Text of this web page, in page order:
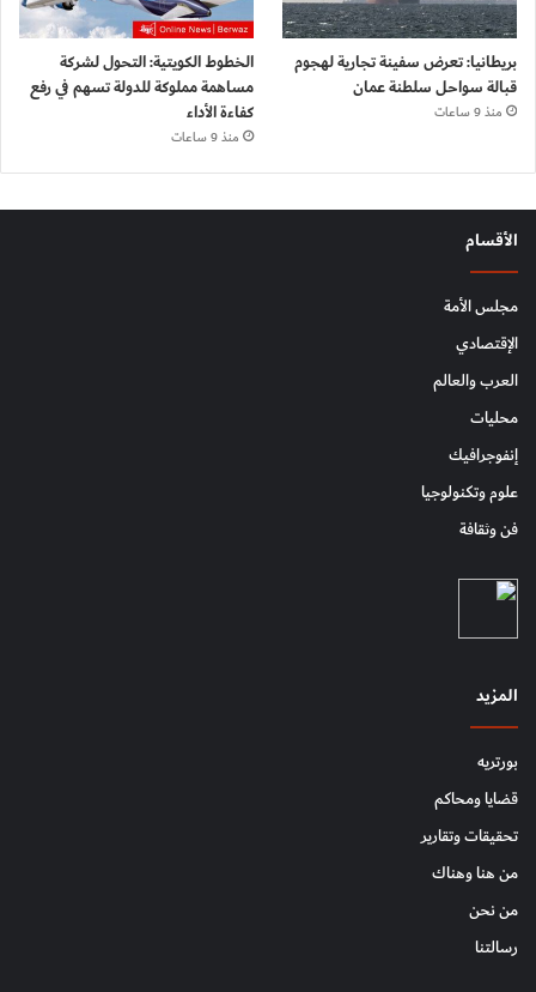
بريطانيا: تعرض سفينة تجارية لهجوم
قبالة سواحل سلطنة عمان
منذ 9 ساعات
الخطوط الكويتية: التحول لشركة
مساهمة مملوكة للدولة تسهم في رفع
كفاءة الأداء
منذ 9 ساعات
الأقسام
مجلس الأمة
الإقتصادي
العرب والعالم
محليات
إنفوجرافيك
علوم وتكنولوجيا
فن وثقافة
المزيد
بورتريه
قضايا ومحاكم
تحقيقات وتقارير
من هنا وهناك
من نحن
رسالتنا